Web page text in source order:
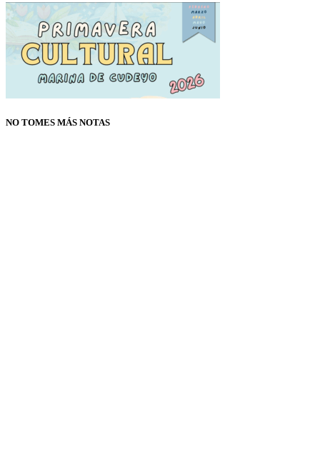
NO TOMES MÁS NOTAS